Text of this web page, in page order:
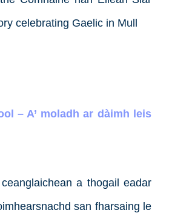
celebrating Gaelic in Mull
– A’ moladh ar dàimh leis
a thogail eadar
san fharsaing le